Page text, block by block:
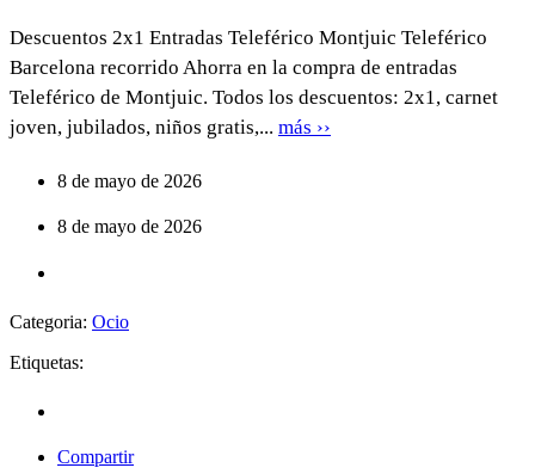
Descuentos 2x1 Entradas Teleférico Montjuic Teleférico
Barcelona recorrido Ahorra en la compra de entradas
Teleférico de Montjuic. Todos los descuentos: 2x1, carnet
joven, jubilados, niños gratis,... más ››
8 de mayo de 2026
8 de mayo de 2026
Categoria: Ocio
Etiquetas:
Compartir